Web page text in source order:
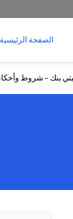
الصفحة الرئيسية
بنك - شروط وأحكام